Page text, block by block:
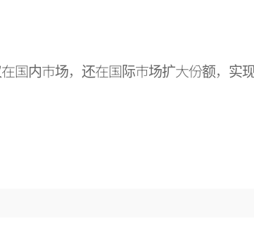
国内市场，还在国际市场扩大份额，实现